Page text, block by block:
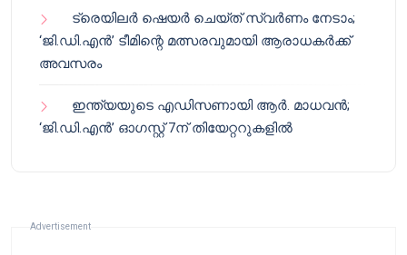
ട്രെയിലർ ഷെയർ ചെയ്‌ത് സ്വർണം നേടാം;
‘ജി.ഡി.എൻ’ ടീമിന്റെ മത്സരവുമായി ആരാധകർക്ക്
അവസരം
ഇന്ത്യയുടെ എഡിസണായി ആർ. മാധവൻ;
‘ജി.ഡി.എൻ’ ഓഗസ്റ്റ് 7ന് തിയേറ്ററുകളിൽ
Advertisement